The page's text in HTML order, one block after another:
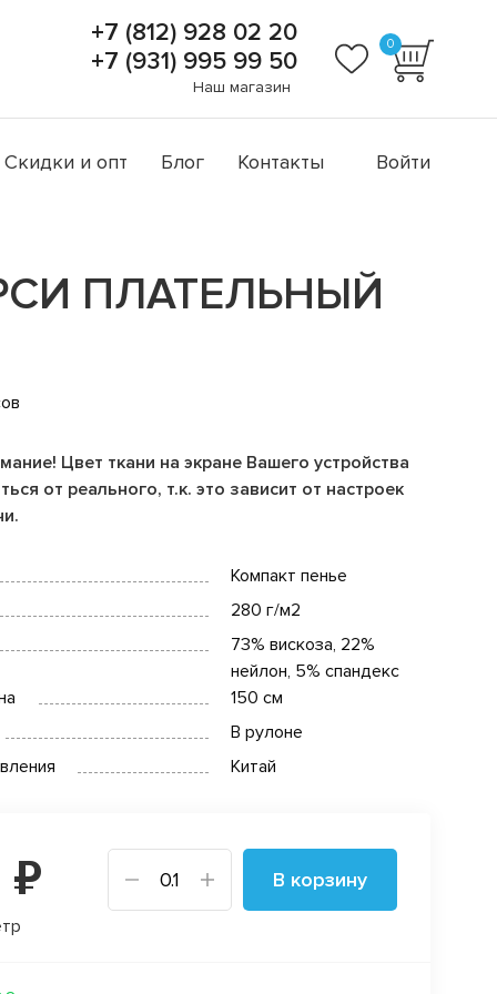
+7 (812) 928 02 20
+7 (931) 995 99 50
Наш магазин
0
Скидки и опт Блог Контакты Войти
ПЛАТЕЛЬНЫЙ
Цвет ткани на экране Вашего устройства
от реального, т.к. это зависит от настроек
Компакт пенье
280 г/м2
73% вискоза, 22%
нейлон, 5% спандекс
150 см
В рулоне
Китай
₽ В корзину